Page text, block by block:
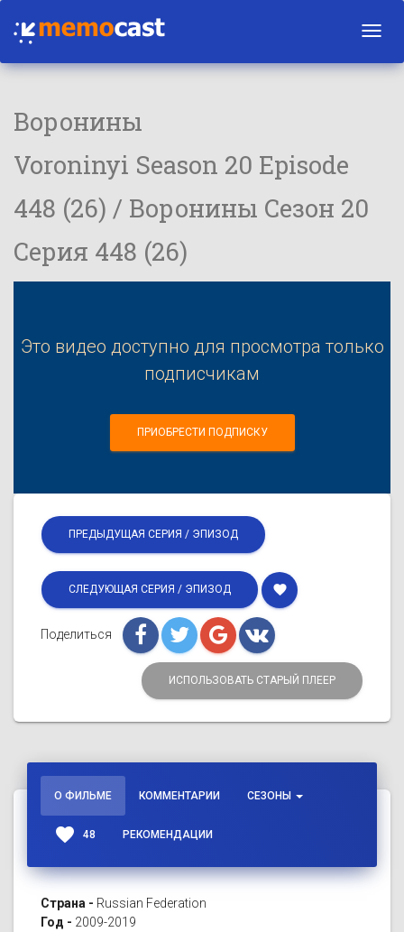
Воронины
Voroninyi Season 20 Episode
448 (26) / Воронины Сезон 20
Серия 448 (26)
Это видео доступно для просмотра только
подписчикам
ПРИОБРЕСТИ ПОДПИСКУ
ПРЕДЫДУЩАЯ СЕРИЯ / ЭПИЗОД
СЛЕДУЮЩАЯ СЕРИЯ / ЭПИЗОД favorite
Поделиться
ИСПОЛЬЗОВАТЬ СТАРЫЙ ПЛЕЕР
О ФИЛЬМЕ КОММЕНТАРИИ СЕЗОНЫ
favorite 48 РЕКОМЕНДАЦИИ
Страна - Russian Federation
Год - 2009-2019